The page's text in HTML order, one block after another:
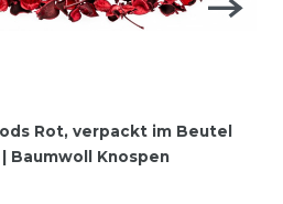
Rot, verpackt im Beutel
Baumwoll Knospen